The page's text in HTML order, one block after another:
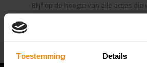
Toestemming Details
Blijf op de hoogte van alle acties die